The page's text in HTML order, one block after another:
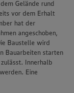
Gelände rund
vor dem Erhalt
hat der
angeschoben,
Baustelle wird
Bauarbeiten starten
Innerhalb
Eine